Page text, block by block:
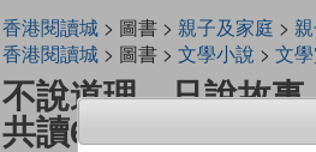
香港閱讀城> 圖書 > 親子及家庭 >
香港閱讀城> 圖書 > 文學小說 > 文
不說道理，只說故
共讀60招